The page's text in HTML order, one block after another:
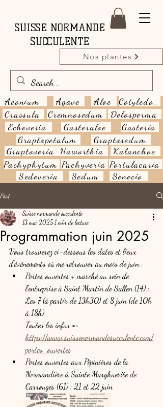
SUISSE NORMANDE
SUCCULENTE
Nos plantes
Aeonium Agave Aloe
Cotyledon
Crassula
Cremnosedum
Delosperma
Echeveria
Gasteraloe
Gasteria
Graptopetalum
Graptosedum
Graptoveria Haworthia
Kalanchoe
Pachyphytum Pachyveria
Sedeveria
Sedum
Portulacaria
Senecio
Post
Programmation juin 2025
Suisse normande succulente
13 mai 2025 1 min de lecture
Vous trouverez ci-dessous les dates et lieux
d'événements où me retrouver au mois de juin :
Portes ouvertes + marché au sein de
l'entreprise à Saint Martin de Sallen (14) :
Les 7 (à partir de 13h30) et 8 juin (de 10h
à 18h)
Toutes les infos =>
https://www.suissenormandesucculente.com/
portes-ouvertes
Portes ouvertes aux Pépinières de la
Normandière à Sainte Marghuerite de
Carrouges (61) : 21 et 22 juin